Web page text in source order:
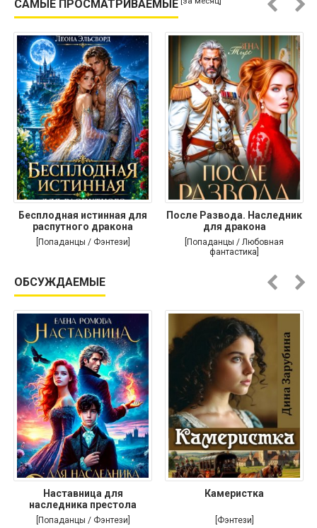
САМЫЕ ПРОСМАТРИВАЕМЫЕ
Бесплодная истинная для
распутного дракона
[Попаданцы / Фэнтези]
После Развода. Наследник
для дракона
[Попаданцы / Любовная
фантастика]
ОБСУЖДАЕМЫЕ
Наставница для
наследника престола
[Попаданцы / Фэнтези]
Камеристка
[Фэнтези]